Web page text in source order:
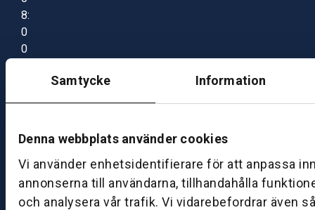
Samtycke Information
Denna webbplats använder cookies
Vi använder enhetsidentifierare för att anpassa
annonserna till användarna, tillhandahålla
och analysera vår trafik. Vi vidarebefordrar även
8:
0
0
7:
0
B